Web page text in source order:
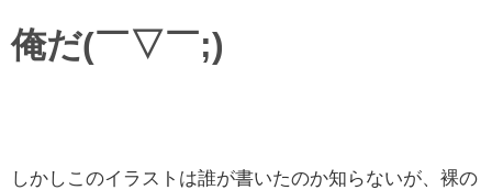
俺だ(￣▽￣;)
しかしこのイラストは誰が書いたのか知らないが、裸の